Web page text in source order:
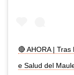
🔴 AHORA |
e Salud del